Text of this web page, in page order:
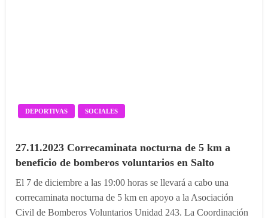
DEPORTIVAS SOCIALES
27.11.2023 Correcaminata nocturna de 5 km a
beneficio de bomberos voluntarios en Salto
El 7 de diciembre a las 19:00 horas se llevará a cabo una
correcaminata nocturna de 5 km en apoyo a la Asociación
Civil de Bomberos Voluntarios Unidad 243. La Coordinación